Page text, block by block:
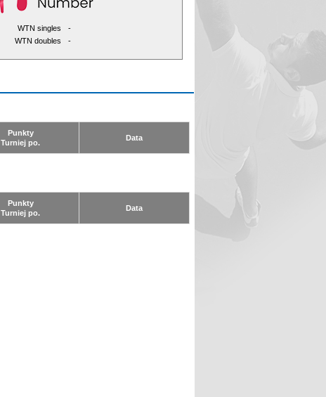
WTN singles
-
WTN doubles
-
Punkty
Turniej po.
Data
Punkty
Turniej po.
Data